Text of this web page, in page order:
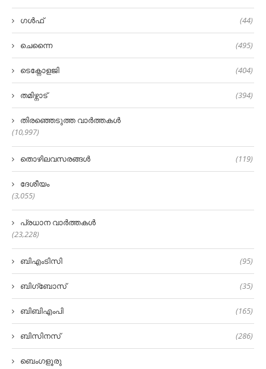
ഗൾഫ് (44)
ചെന്നൈ (495)
ടെക്നോളജി (404)
തമിഴ്നാട് (394)
തിരഞ്ഞെടുത്ത വാർത്തകൾ
(10,997)
തൊഴിലവസരങ്ങൾ (119)
ദേശീയം
(3,055)
പ്രധാന വാർത്തകൾ
(23,228)
ബിഎംടിസി (95)
ബിഗ്‌ബോസ് (35)
ബിബിഎംപി (165)
ബിസിനസ് (286)
ബെംഗളൂരു